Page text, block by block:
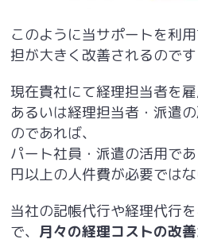
このように当サポートを利
担が大きく改善されるのです
現在貴社にて経理担当者を雇
あるいは経理担当者・派遣
のであれば、
パート社員・派遣の活用で
円以上の人件費が必要では
当社の記帳代行や経理代行
で、 月々の経理コストの改